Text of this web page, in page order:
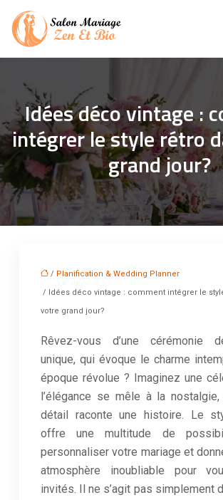
Idées déco vintage :
intégrer le style rétro
grand jour?
/ Planification & Wedding Planner
/ Idées déco vintage : comment intégrer le
votre grand jour?
Rêvez-vous d’une cérémonie
unique, qui évoque le charme
époque révolue ? Imaginez une
l’élégance se mêle à la nostalgie,
détail raconte une histoire. Le
offre une multitude de
personnaliser votre mariage et
atmosphère inoubliable pour
invités. Il ne s’agit pas simplement